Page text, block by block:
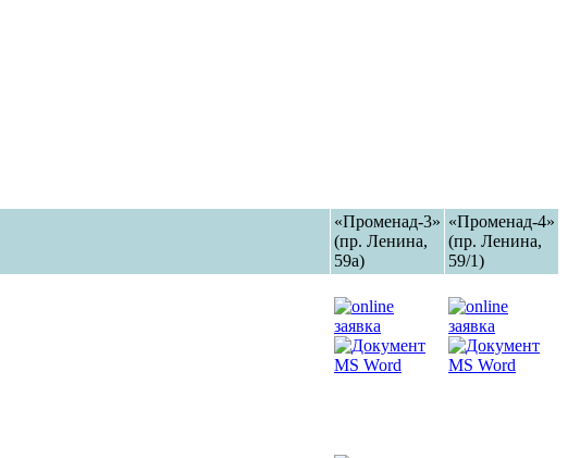
«Променад-3»
(пр. Ленина,
59а)
«Променад-4»
(пр. Ленина,
59/1)